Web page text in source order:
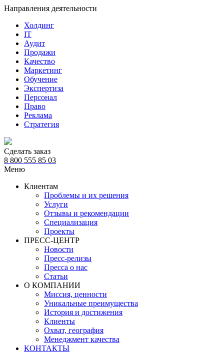
Направления деятельности
Холдинг
IT
Аудит
Продажи
Качество
Маркетинг
Обучение
Экспертиза
Персонал
Право
Реклама
Стратегия
Сделать заказ
8 800 555 85 03
Меню
Клиентам
Проблемы и их решения
Услуги
Отзывы и рекомендации
Специализация
Проекты
ПРЕСС-ЦЕНТР
Новости
Пресс-релизы
Пресса о нас
Статьи
О КОМПАНИИ
Миссия, ценности
Уникальные преимущества
История и достижения
Клиенты
Охват, география
Менеджмент качества
КОНТАКТЫ